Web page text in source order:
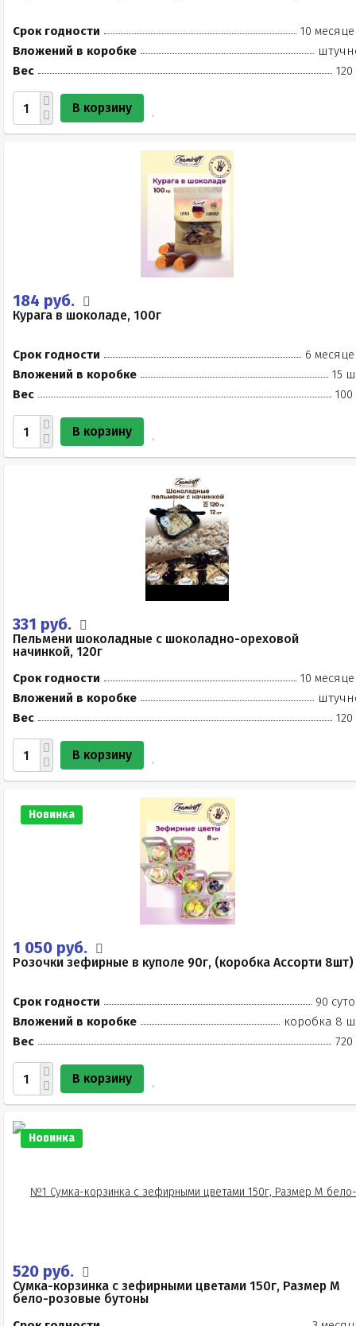
Срок годности
10
Вложений в коробке
Вес
120
В корзину
184 руб.
Курага в шоколаде, 100г
Срок годности
6
Вложений в коробке
15
Вес
100
В корзину
331 руб.
Пельмени шоколадные с шоколадно-ореховой
начинкой, 120г
Срок годности
10
Вложений в коробке
Вес
120
В корзину
Новинка
1 050 руб.
Розочки зефирные в куполе 90г, (коробка Ассорти 8шт)
Срок годности
90
Вложений в коробке
коробка 8
Вес
720
В корзину
Новинка
520 руб.
Сумка-корзинка с зефирными цветами 150г, Размер М
бело-розовые бутоны